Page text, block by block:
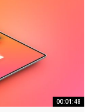
00:01:48